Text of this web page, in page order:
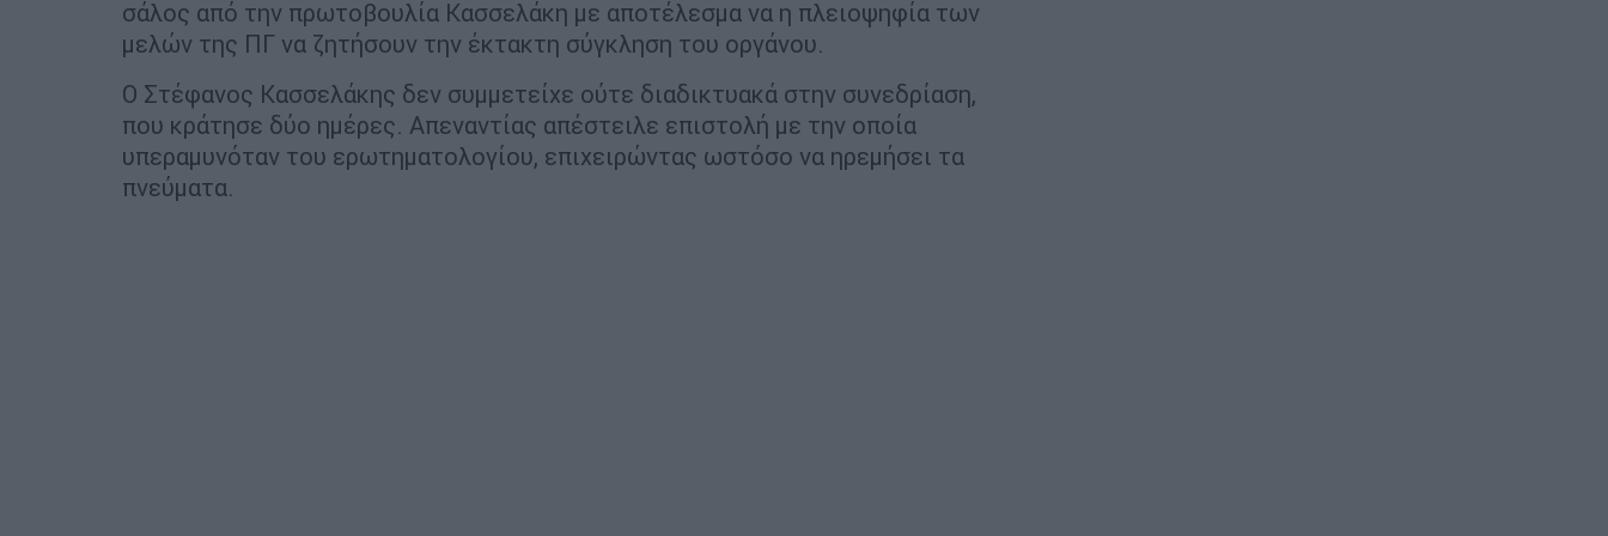
σάλος από την πρωτοβουλία Κασσελάκη με αποτέλεσμα να η πλειοψηφία των
μελών της ΠΓ να ζητήσουν την έκτακτη σύγκληση του οργάνου.
Ο Στέφανος Κασσελάκης δεν συμμετείχε ούτε διαδικτυακά στην συνεδρίαση,
που κράτησε δύο ημέρες. Απεναντίας απέστειλε επιστολή με την οποία
υπεραμυνόταν του ερωτηματολογίου, επιχειρώντας ωστόσο να ηρεμήσει τα
πνεύματα.